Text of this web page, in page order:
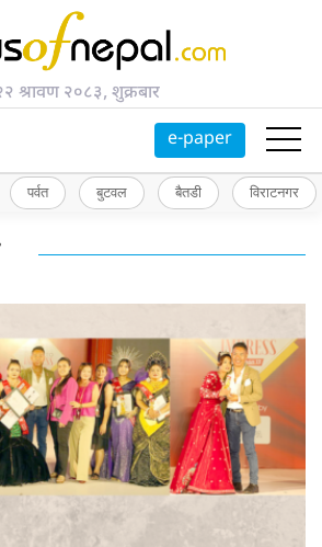
श्रावण २०८३, शुक्रबार
e-paper
पर्वत बुटवल बैतडी विराटनगर